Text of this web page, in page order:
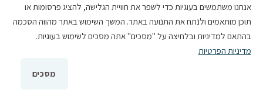
עגיל טראגוס / הליקס / קונץ ' טבעת קליקר מטיטניום וציפוי זהב 1.2 * 12 / 10 / 8 / 6 מ"מ וקריסטלים לבנים
120.00
₪
95.00
₪
אנחנו משתמשים בעוגיות כדי לשפר את חוויית הגלישה, להציג פרסומות או
תוכן מותאמים ולנתח את התנועה באתר. המשך השימוש באתר מהווה הסכמה
בהתאם למדיניות ובלחיצה על "מסכים" אתה מסכים לשימוש בעוגיות.
מדיניות הפרטיות
מסכים